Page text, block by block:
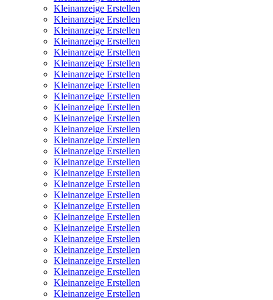
Kleinanzeige Erstellen
Kleinanzeige Erstellen
Kleinanzeige Erstellen
Kleinanzeige Erstellen
Kleinanzeige Erstellen
Kleinanzeige Erstellen
Kleinanzeige Erstellen
Kleinanzeige Erstellen
Kleinanzeige Erstellen
Kleinanzeige Erstellen
Kleinanzeige Erstellen
Kleinanzeige Erstellen
Kleinanzeige Erstellen
Kleinanzeige Erstellen
Kleinanzeige Erstellen
Kleinanzeige Erstellen
Kleinanzeige Erstellen
Kleinanzeige Erstellen
Kleinanzeige Erstellen
Kleinanzeige Erstellen
Kleinanzeige Erstellen
Kleinanzeige Erstellen
Kleinanzeige Erstellen
Kleinanzeige Erstellen
Kleinanzeige Erstellen
Kleinanzeige Erstellen
Kleinanzeige Erstellen